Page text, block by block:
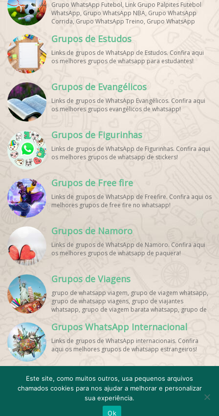
Grupo WhatsApp Futebol, Link Grupo Palpites Futebol
WhatsApp, Grupo WhatsApp NBA, Grupo WhatsApp
Corrida, Grupo WhatsApp Treino, Grupo WhatsApp
WhatsApp, Grupo de Torcedores [Nome do Time]
WhatsApp, Link de Grupos de Esporte Grátis, Grupo
WhatsApp Dicas de Treino, Grupo WhatsApp Futebol Ao
Vivo. Grupo WhatsApp Esporte, Grupos de Esporte
WhatsApp Esporte, Grupo WhatsApp Futebol, Link Grupo
Palpites Futebol WhatsApp, Grupo WhatsApp NBA,
Grupos de Estudos
Links de grupos de WhatsApp de Estudos. Confira aqui
os melhores grupos de whatsapp para estudantes!
Grupos de Evangélicos
Links de grupos de WhatsApp Evangélicos. Confira aqui
os melhores grupos evangélicos de whatsapp!
Grupos de Figurinhas
Links de grupos de WhatsApp de Figurinhas. Confira aqui
os melhores grupos de whatsapp de stickers!
Grupos de Free fire
Links de grupos de WhatsApp de Freefire. Confira aqui os
melhores grupos de free fire no whatsapp!
Grupos de Namoro
Links de grupos de WhatsApp de Namoro. Confira aqui
os melhores grupos de whatsapp de paquera!
Grupos de Viagens
grupo de whatsapp viagem, grupo de viagem whatsapp,
grupo de whatsapp viagens, grupo de viajantes
whatsapp, grupo de viagem barata whatsapp, grupo de
grupo de excursão whatsapp, grupo de viagem em
grupo whatsapp, grupo de viagens nacionais whatsapp,
grupo de viagens internacionais whatsapp, grupo de
viagem brasil whatsapp, grupo de viagem europa
viagem promoção whatsapp, grupo de viagem
econômica whatsapp, grupo de viagem casal whatsapp,
grupo de viagem amigos whatsapp, grupo de viagem
família whatsapp, grupo de viagem solo whatsapp, grupo
de dicas de viagem whatsapp, grupo de ofertas de
viagem whatsapp, grupo de pacotes de viagem
Grupos WhatsApp Internacional
Links de grupos de WhatsApp internacionais. Confira
aqui os melhores grupos de whatsapp estrangeiros!
Cadastro Contato Emojis WhatsApp
Minha conta
Termos de Uso e Privacidade
Este site, como muitos outros, usa pequenos arquivos
chamados cookies para nos ajudar a melhorar e personalizar
sua experiência.
Ok